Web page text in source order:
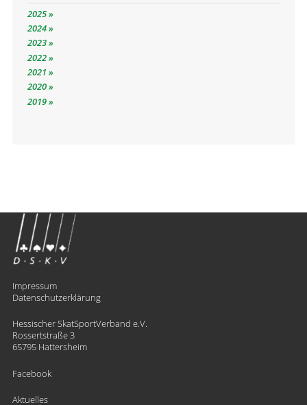
2025
2024
2023
2022
2021
2020
2019
Impressum
Datenschutzerklärung
Hessischer SkatSportVerband e.V.
Rossertstraße 3
65795 Hattersheim
Facebook
Aktuelles